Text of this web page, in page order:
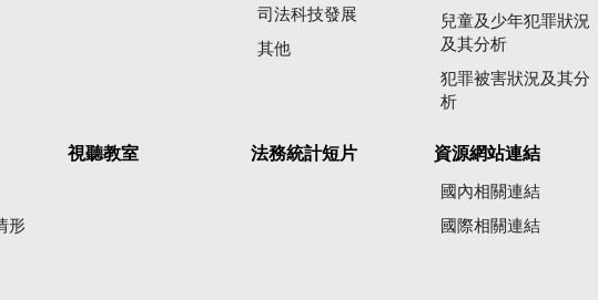
司法科技發展
其他
兒童及少年犯罪狀況
及其分析
犯罪被害狀況及其分
析
形
視聽教室 法務統計短片 資源網站連結
國內相關連結
國際相關連結